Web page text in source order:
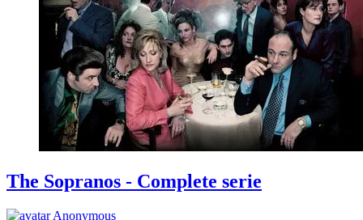
The Sopranos - Complete serie